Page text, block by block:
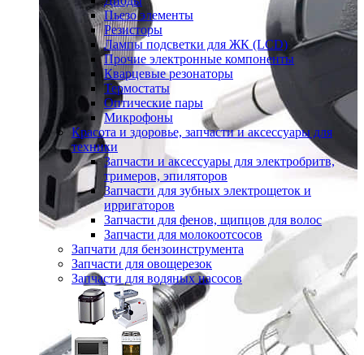
Пьезо элементы
Резисторы
Лампы подсветки для ЖК (LCD)
Прочие электронные компоненты
Кварцевые резонаторы
Термостаты
Оптические пары
Микрофоны
Красота и здоровье, запчасти и аксессуары для
техники
Запчасти и аксессуары для электробритв,
тримеров, эпиляторов
Запчасти для зубных электрощеток и
ирригаторов
Запчасти для фенов, щипцов для волос
Запчасти для молокоотсосов
Запчати для бензоинструмента
Запчасти для овощерезок
Запчасти для водяных насосов